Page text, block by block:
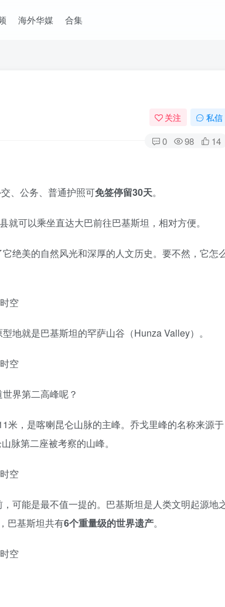
海外华媒 合集
关注 私信
0 98 14
、公务、普通护照可免签停留30天。
就可以乘坐直达大巴前往巴基斯坦，相对方便。
绝美的自然风光和深厚的人文历史。要不然，它怎
地就是巴基斯坦的罕萨山谷（Hunza Valley）。
界第二高峰呢？
米，是喀喇昆仑山脉的主峰。乔戈里峰的名称来源于
脉第二座被考察的山峰。
可能是最不值一提的。巴基斯坦是人类文明起源地
巴基斯坦共有6个重量级的世界遗产。